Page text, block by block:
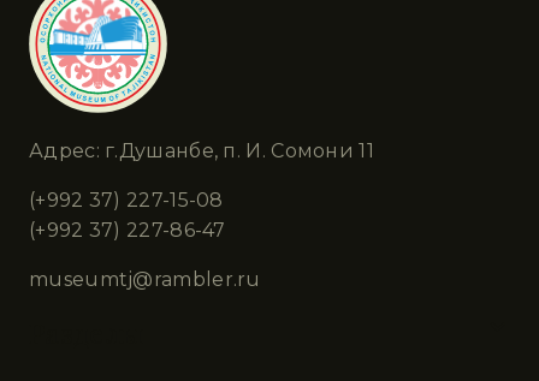
Адрес: г.Душанбе, п. И. Сомони 11
(+992 37) 227-15-08
(+992 37) 227-86-47
museumtj@rambler.ru